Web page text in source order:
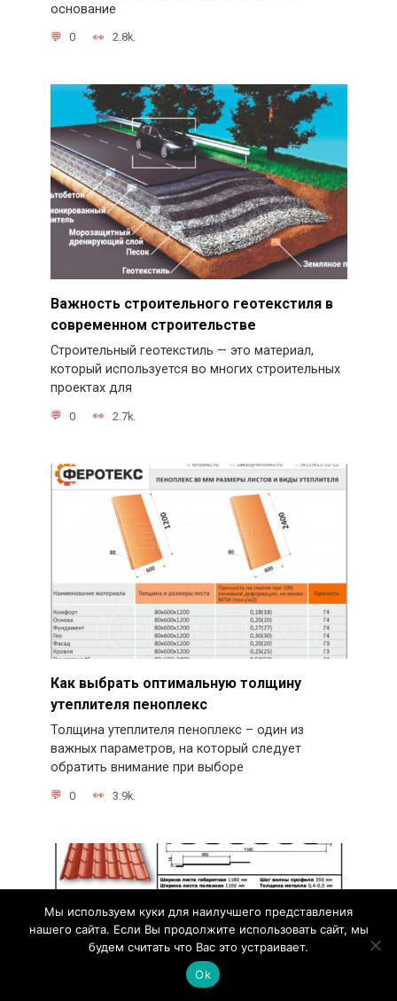
основание
0 2.8k.
Важность строительного геотекстиля в
современном строительстве
Строительный геотекстиль — это материал,
который используется во многих строительных
проектах для
0 2.7k.
Как выбрать оптимальную толщину
утеплителя пеноплекс
Толщина утеплителя пеноплекс – один из
важных параметров, на который следует
обратить внимание при выборе
0 3.9k.
Мы используем куки для наилучшего представления
нашего сайта. Если Вы продолжите использовать сайт, мы
будем считать что Вас это устраивает.
Ok